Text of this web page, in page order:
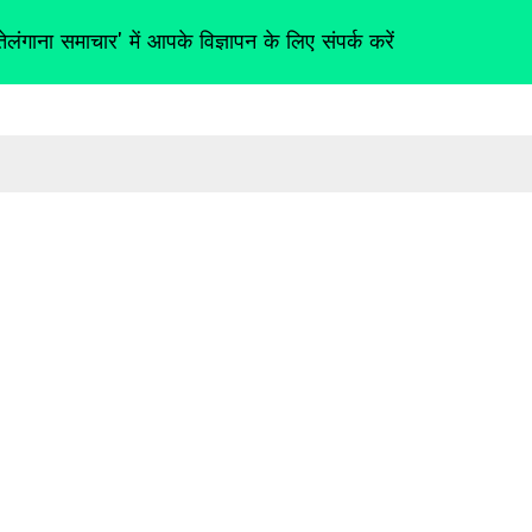
समाचार' में आपके विज्ञापन के लिए संपर्क करें